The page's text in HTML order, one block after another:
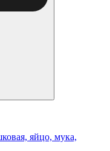
яйцо, мука,